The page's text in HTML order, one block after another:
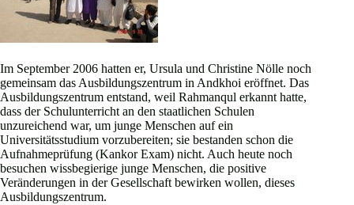
Im September 2006 hatten er, Ursula und Christine Nölle noch
gemeinsam das Ausbildungszentrum in Andkhoi eröffnet. Das
Ausbildungszentrum entstand, weil Rahmanqul erkannt hatte,
dass der Schulunterricht an den staatlichen Schulen
unzureichend war, um junge Menschen auf ein
Universitätsstudium vorzubereiten; sie bestanden schon die
Aufnahmeprüfung (Kankor Exam) nicht. Auch heute noch
besuchen wissbegierige junge Menschen, die positive
Veränderungen in der Gesellschaft bewirken wollen, dieses
Ausbildungszentrum.